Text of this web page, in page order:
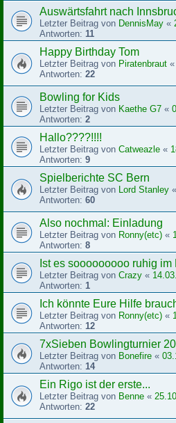
Auswärtsfahrt nach
Letzter Beitrag von DennisMay «
Antworten: 11
Happy Birthday Tom
Letzter Beitrag von Piratenbraut «
Antworten: 22
Bowling for Kids
Letzter Beitrag von Kaethe G7 «
Antworten: 2
Hallo????!!!!
Letzter Beitrag von Catweazle «
Antworten: 9
Spielberichte SC Bern
Letzter Beitrag von Lord Stanley «
Antworten: 60
Also nochmal: Einladung
Letzter Beitrag von Ronny(etc) «
Antworten: 8
Ist es sooooooooo ruhig im
Letzter Beitrag von Crazy «
Antworten: 1
Ich könnte Eure Hilfe
Letzter Beitrag von Ronny(etc) «
Antworten: 12
7xSieben Bowlingturnier
Letzter Beitrag von Bonefire «
Antworten: 14
Ein Rigo ist der erste...
Letzter Beitrag von Benne «
Antworten: 22